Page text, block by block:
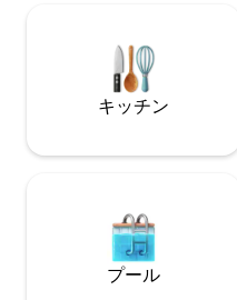
iluminación por la noche es
acogedora y romántica y
increíbles. Las cristaleras
deslizan una sobre la otra y
la zona de la terraza hay
una zona de asientos para
relajarte leyendo un libro o
cóctel. El apartamento
habitaciones con vistas al
キッチン
プール